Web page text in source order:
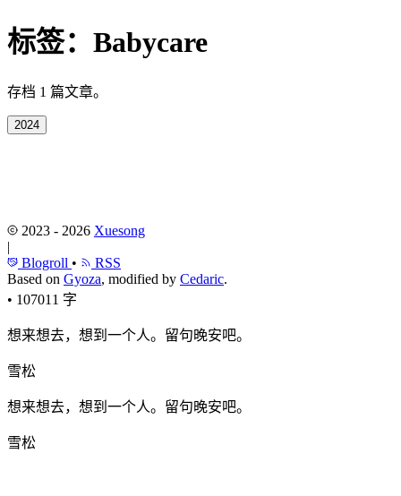
标签： Babycare
存档 1 篇文章。
2024
2023 - 2026 Xuesong
|
Blogroll •
RSS
Based on Gyoza, modified by Cedaric.
• 107011 字
想来想去，想到一个人。留句晚安吧。
雪松
想来想去，想到一个人。留句晚安吧。
雪松